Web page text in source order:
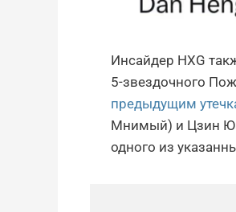
Инсайдер HXG
5-звездочного
предыдущим
Мнимый) и Цзин
одного из